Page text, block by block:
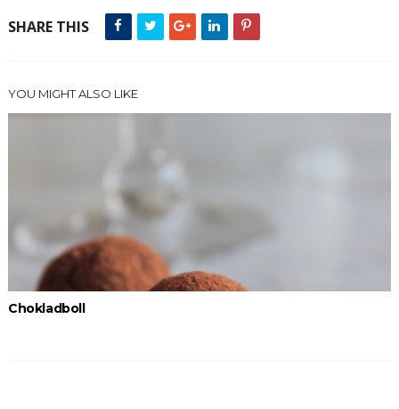
SHARE THIS
YOU MIGHT ALSO LIKE
Chokladboll